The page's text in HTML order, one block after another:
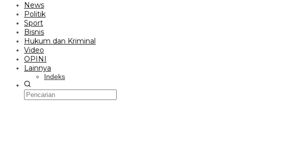
News
Politik
Sport
Bisnis
Hukum dan Kriminal
Video
OPINI
Lainnya
Indeks